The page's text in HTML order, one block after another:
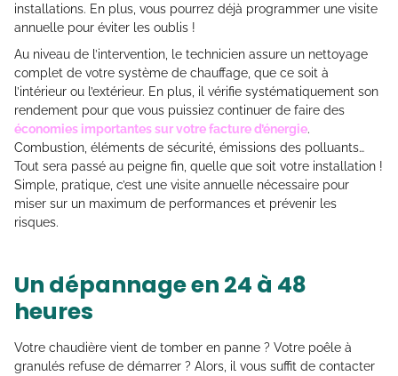
installations. En plus, vous pourrez déjà programmer une visite
annuelle pour éviter les oublis !
Au niveau de l’intervention, le technicien assure un nettoyage
complet de votre système de chauffage, que ce soit à
l’intérieur ou l’extérieur. En plus, il vérifie systématiquement son
rendement pour que vous puissiez continuer de faire des
économies importantes sur votre facture d’énergie.
Combustion, éléments de sécurité, émissions des polluants…
Tout sera passé au peigne fin, quelle que soit votre installation !
Simple, pratique, c’est une visite annuelle nécessaire pour
miser sur un maximum de performances et prévenir les
risques.
Un dépannage en 24 à 48
heures
Votre chaudière vient de tomber en panne ? Votre poêle à
granulés refuse de démarrer ? Alors, il vous suffit de contacter